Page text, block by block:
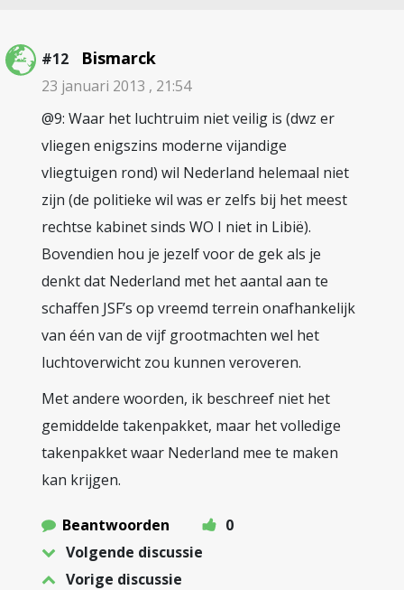
#12 Bismarck
23 januari 2013 , 21:54
@9: Waar het luchtruim niet veilig is (dwz er
vliegen enigszins moderne vijandige
vliegtuigen rond) wil Nederland helemaal niet
zijn (de politieke wil was er zelfs bij het meest
rechtse kabinet sinds WO I niet in Libië).
Bovendien hou je jezelf voor de gek als je
denkt dat Nederland met het aantal aan te
schaffen JSF’s op vreemd terrein onafhankelijk
van één van de vijf grootmachten wel het
luchtoverwicht zou kunnen veroveren.
Met andere woorden, ik beschreef niet het
gemiddelde takenpakket, maar het volledige
takenpakket waar Nederland mee te maken
kan krijgen.
Beantwoorden
0
Volgende discussie
Vorige discussie